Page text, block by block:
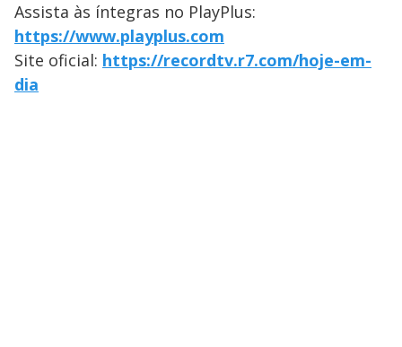
Assista às íntegras no PlayPlus:
https://www.playplus.com
Site oficial: https://recordtv.r7.com/hoje-em-
dia